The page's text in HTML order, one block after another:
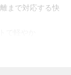
まで対応する快